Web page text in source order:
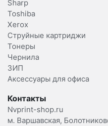
Sharp
Toshiba
Xerox
Струйные картриджи
Тонеры
Чернила
ЗИП
Аксессуары для офиса
Контакты
Nvprint-shop.ru
м. Варшавская,